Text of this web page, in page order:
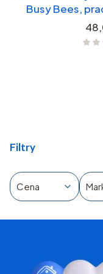
Busy Bees,
Filtry
Cena